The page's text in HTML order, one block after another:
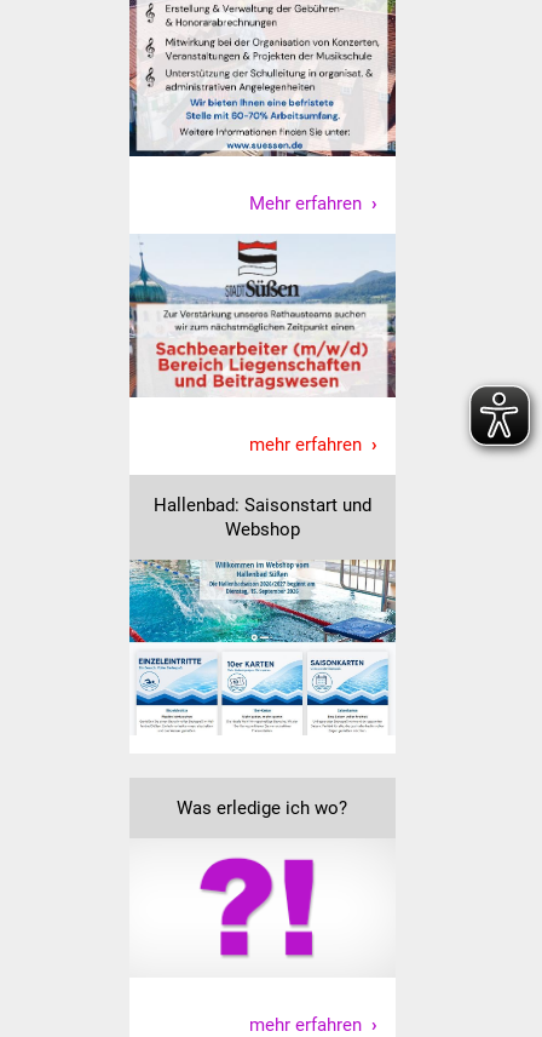
Selbsteintrag Vereine
Beirat Süßener Vereine
Sportanlagen
Tourismus
Schwäbischer Albtrauf
Route der
Industriekultur
Senioren
Stadtseniorenrat
Sommerwochen für
Ältere
Seniorenwohn- und
Pflegeheim
Kinder und Jugendliche
Schülerferienprogramm
Mehr erfahren
mehr erfahren
Hallenbad: Saisonstart und
Webshop
Was erledige ich wo?
mehr erfahren